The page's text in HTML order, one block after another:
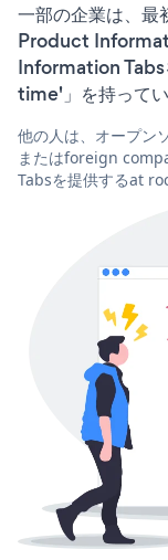
一部の企業は、
Product
Information Tabs
time'」を持ってい
他の人は、オープン
またはforeign
Tabsを提供するat